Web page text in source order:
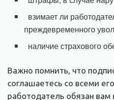
взимает ли
преждевременного
наличие страхового
Важно помнить, что
соглашаетесь со всеми
работодатель обязан вам